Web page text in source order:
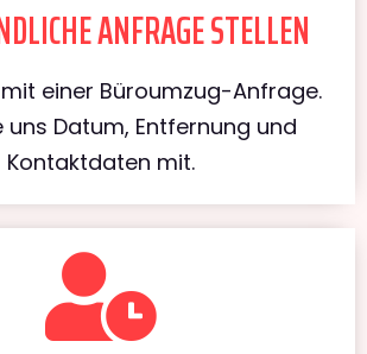
ANFRAGE STELLEN
einer Büroumzug-Anfrage.
uns Datum, Entfernung und
Kontaktdaten mit.